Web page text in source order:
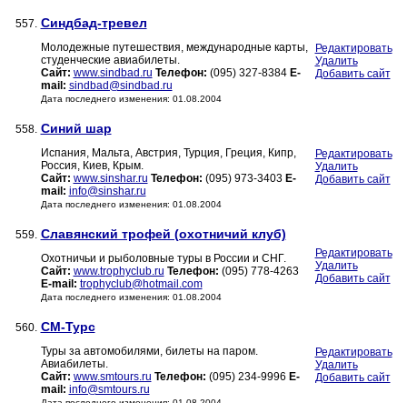
557. Синдбад-тревел
Молодежные путешествия, международные карты,
студенческие авиабилеты.
Сайт: www.sindbad.ru Телефон: (095) 327-8384 E-
mail: sindbad@sindbad.ru
Дата последнего изменения: 01.08.2004
Редактировать
Удалить
Добавить сайт
558. Синий шар
Испания, Мальта, Австрия, Турция, Греция, Кипр,
Россия, Киев, Крым.
Сайт: www.sinshar.ru Телефон: (095) 973-3403 E-
mail: info@sinshar.ru
Дата последнего изменения: 01.08.2004
Редактировать
Удалить
Добавить сайт
559. Славянский трофей (охотничий клуб)
Охотничьи и рыболовные туры в России и СНГ.
Сайт: www.trophyclub.ru Телефон: (095) 778-4263
E-mail: trophyclub@hotmail.com
Дата последнего изменения: 01.08.2004
Редактировать
Удалить
Добавить сайт
560. СМ-Турс
Туры за автомобилями, билеты на паром.
Авиабилеты.
Сайт: www.smtours.ru Телефон: (095) 234-9996 E-
mail: info@smtours.ru
Редактировать
Удалить
Добавить сайт